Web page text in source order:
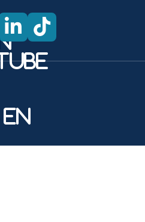
X Facebook
en
Síganos en
Síganos
Facebook